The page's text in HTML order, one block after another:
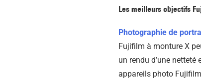
Les meilleurs objectifs
Photographie de
Fujifilm à monture X
un rendu d’une
appareils photo